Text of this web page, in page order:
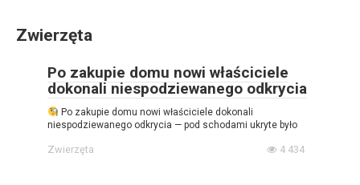
Zwierzęta
Po zakupie domu nowi właściciele
dokonali niespodziewanego odkrycia
Po zakupie domu nowi właściciele dokonali
niespodziewanego odkrycia — pod schodami ukryte było
Zwierzęta 4 434